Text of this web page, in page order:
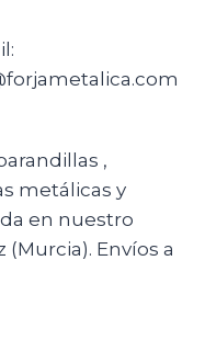
,
metálicas y
en nuestro
(Murcia). Envíos a